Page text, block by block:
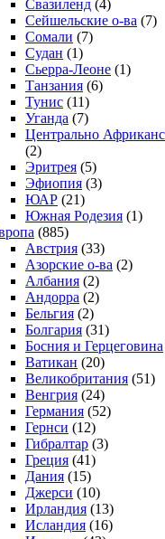
Свазиленд (4)
Сейшельские о-ва (7)
Сомали (7)
Судан (1)
Сьерра-Леоне (1)
Танзания (6)
Тунис (11)
Уганда (7)
Центрально
(2)
Эритрея (5)
Эфиопия (3)
ЮАР (21)
Южная Родезия (1)
(885)
Австрия (33)
Азорские о-ва (2)
Албания (2)
Андорра (2)
Бельгия (2)
Болгария (31)
Босния и Герцеговина
Ватикан (20)
Великобритания (51)
Венгрия (24)
Германия (52)
Гернси (12)
Гибралтар (3)
Греция (41)
Дания (15)
Джерси (10)
Ирландия (13)
Исландия (16)